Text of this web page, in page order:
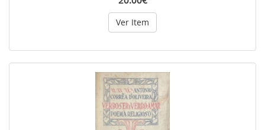
Ver Item